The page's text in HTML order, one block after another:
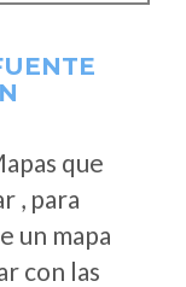
que
, para
un mapa
con las